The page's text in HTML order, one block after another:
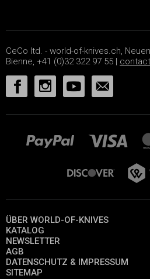
CeCo ltd. - world-of-knives.ch,
Bienne, +41 (0)32 322 97 55 |
ÜBER WORLD-OF-KNIVES
KATALOG
NEWSLETTER
AGB
DATENSCHUTZ & IMPRESSUM
SITEMAP